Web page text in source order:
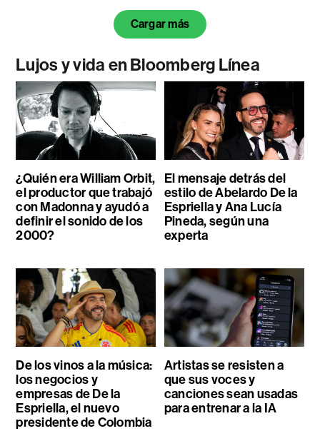
Cargar más
Lujos y vida en Bloomberg Línea
¿Quién era William Orbit,
el productor que trabajó
con Madonna y ayudó a
definir el sonido de los
2000?
El mensaje detrás del
estilo de Abelardo De la
Espriella y Ana Lucía
Pineda, según una
experta
De los vinos a la música:
los negocios y
empresas de De la
Espriella, el nuevo
presidente de Colombia
Artistas se resisten a
que sus voces y
canciones sean usadas
para entrenar a la IA